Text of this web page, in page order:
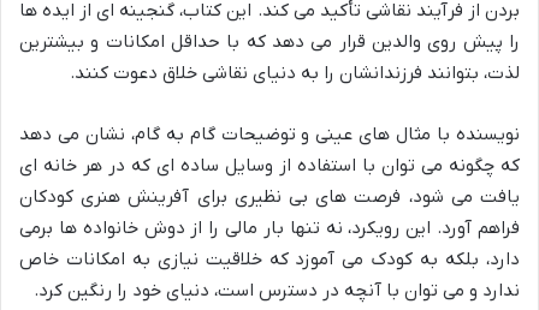
بردن از فرآیند نقاشی تأکید می کند. این کتاب، گنجینه ای از ایده ها
را پیش روی والدین قرار می دهد که با حداقل امکانات و بیشترین
لذت، بتوانند فرزندانشان را به دنیای نقاشی خلاق دعوت کنند.
نویسنده با مثال های عینی و توضیحات گام به گام، نشان می دهد
که چگونه می توان با استفاده از وسایل ساده ای که در هر خانه ای
یافت می شود، فرصت های بی نظیری برای آفرینش هنری کودکان
فراهم آورد. این رویکرد، نه تنها بار مالی را از دوش خانواده ها برمی
دارد، بلکه به کودک می آموزد که خلاقیت نیازی به امکانات خاص
ندارد و می توان با آنچه در دسترس است، دنیای خود را رنگین کرد.